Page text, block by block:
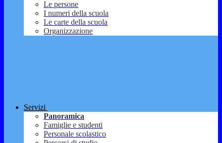
Le persone
I numeri della scuola
Le carte della scuola
Organizzazione
Servizi
Panoramica
Famiglie e studenti
Personale scolastico